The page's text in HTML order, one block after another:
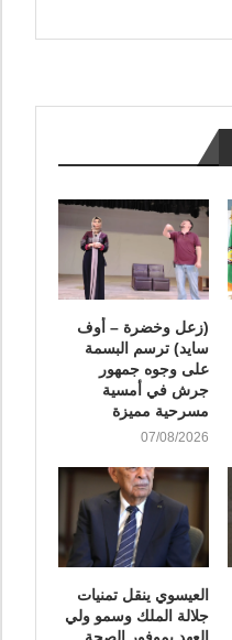
(زعل وخضرة – أوف
سايد) ترسم البسمة
على وجوه جمهور
جرش في أمسية
مسرحية مميزة
07/08/2026
العيسوي ينقل تمنيات
جلالة الملك وسمو ولي